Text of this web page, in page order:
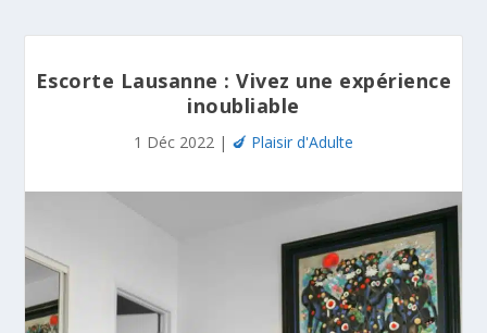
Escorte Lausanne : Vivez une expérience
inoubliable
1 Déc 2022 | 🍆 Plaisir d'Adulte